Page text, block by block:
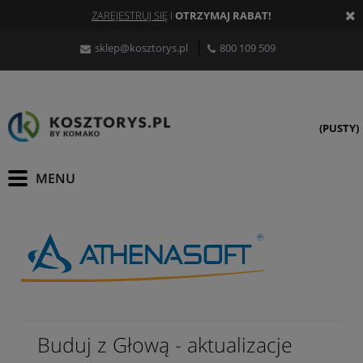
ZAREJESTRUJ SIĘ I OTRZYMAJ RABAT!
sklep@kosztorys.pl 800 109 509
(PUSTY)
Buduj z Głową - aktualizacje